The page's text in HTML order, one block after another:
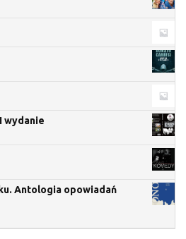
wydanie
Antologia opowiadań